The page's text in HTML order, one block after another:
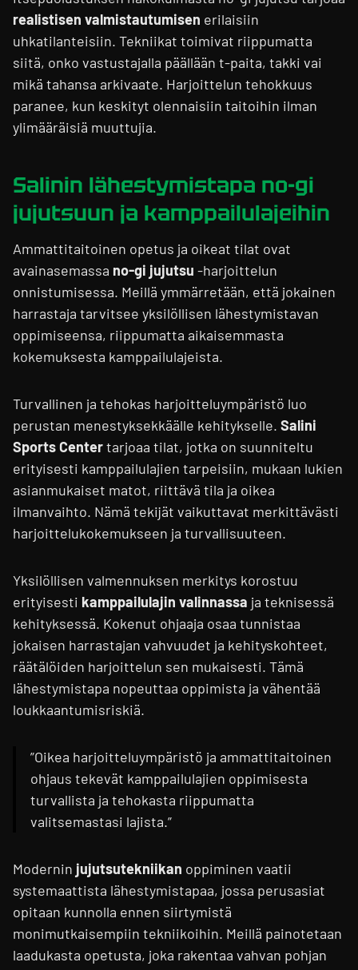
realistisen valmistautumisen erilaisiin
uhkatilanteisiin. Tekniikat toimivat riippumatta
siitä, onko vastustajalla päällään t-paita, takki vai
mikä tahansa arkivaate. Harjoittelun tehokkuus
paranee, kun keskityt olennaisiin taitoihin ilman
ylimääräisiä muuttujia.
Salinin lähestymistapa no-gi
jujutsuun ja kamppailulajeihin
Ammattitaitoinen opetus ja oikeat tilat ovat
avainasemassa no-gi jujutsu -harjoittelun
onnistumisessa. Meillä ymmärretään, että jokainen
harrastaja tarvitsee yksilöllisen lähestymistavan
oppimiseensa, riippumatta aikaisemmasta
kokemuksesta kamppailulajeista.
Turvallinen ja tehokas harjoitteluympäristö luo
perustan menestyksekkäälle kehitykselle. Salini
Sports Centertarjoaa tilat, jotka on suunniteltu
erityisesti kamppailulajien tarpeisiin, mukaan lukien
asianmukaiset matot, riittävä tila ja oikea
ilmanvaihto. Nämä tekijät vaikuttavat merkittävästi
harjoittelukokemukseen ja turvallisuuteen.
Yksilöllisen valmennuksen merkitys korostuu
erityisesti kamppailulajin valinnassa ja teknisessä
kehityksessä. Kokenut ohjaaja osaa tunnistaa
jokaisen harrastajan vahvuudet ja kehityskohteet,
räätälöiden harjoittelun sen mukaisesti. Tämä
lähestymistapa nopeuttaa oppimista ja vähentää
loukkaantumisriskiä.
”Oikea harjoitteluympäristö ja ammattitaitoinen
ohjaus tekevät kamppailulajien oppimisesta
turvallista ja tehokasta riippumatta
valitsemastasi lajista.”
Modernin jujutsutekniikan oppiminen vaatii
systemaattista lähestymistapaa, jossa perusasiat
opitaan kunnolla ennen siirtymistä
monimutkaisempiin tekniikoihin. Meillä painotetaan
laadukasta opetusta, joka rakentaa vahvan pohjan